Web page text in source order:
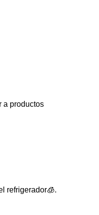
a productos
refrigerador🧊.